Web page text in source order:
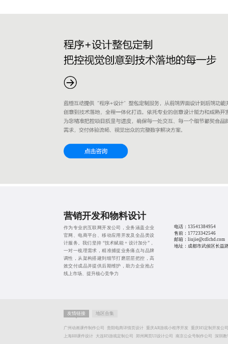
营销开发和物料设计
作为专业的互联网开发公司，业务涵盖企业
官网、电商平台、移动应用开发及全品类设
计服务。我们坚持 “技术赋能 + 设计加分”，
一对一梳理需求，精准捕捉业务痛点与品牌
调性，从架构搭建到细节打磨层层把控，高
效交付成品并提供后期维护，助力企业抢占
线上市场、提升核心竞争力
电话： 13541384954
售前： 17723342546
邮箱：liujie@cdlchd.com
地址：成都市武侯区长益
友情链接 地区合集
广州动画课件制作公司 贵阳电商详情页设计 重庆AR游戏小程序开发
重庆H5定制开发公司
上海H8课件设计
大连H5游戏定制公司 郑州网页UI设计公司 南京公众号制作公司 深圳教